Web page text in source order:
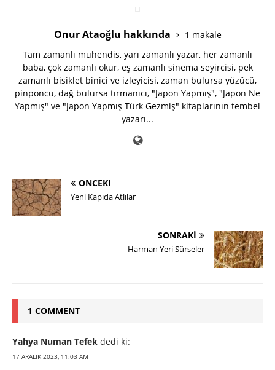
Onur Ataoğlu hakkında
1 makale
Tam zamanlı mühendis, yarı zamanlı yazar, her zamanlı
baba, çok zamanlı okur, eş zamanlı sinema seyircisi, pek
zamanlı bisiklet binici ve izleyicisi, zaman bulursa yüzücü,
pinponcu, dağ bulursa tırmanıcı, "Japon Yapmış", "Japon Ne
Yapmış" ve "Japon Yapmış Türk Gezmiş" kitaplarının tembel
yazarı...
ÖNCEKI
Yeni Kapıda Atlılar
SONRAKI
Harman Yeri Sürseler
1 COMMENT
Yahya Numan Tefek dedi ki:
17 ARALIK 2023, 11:03 AM